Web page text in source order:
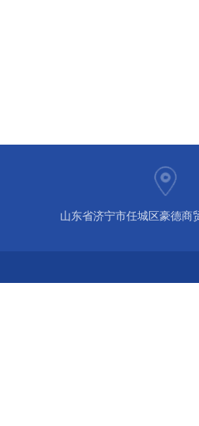
山东省济宁市任城区豪德商